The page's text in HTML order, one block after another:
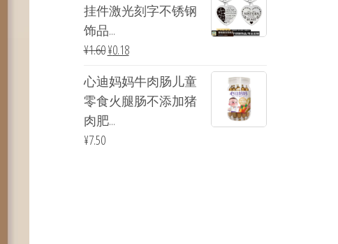
挂件激光刻字不锈钢
饰品...
¥1.60¥0.18
心迪妈妈牛肉肠儿童
零食火腿肠不添加猪
肉肥...
¥7.50